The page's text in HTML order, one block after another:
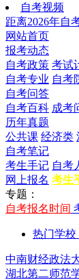
自考视频
距离2026年自
网站首页
报考动态
自考政策 考试
自考专业 自考
自考问答
自考百科 成考
历年真题
公共课 经济类
自考笔记
考生手记 自考
网上报名 考生
专题：
自考报名时间
热门学校
中南财经政法
湖北第二师范